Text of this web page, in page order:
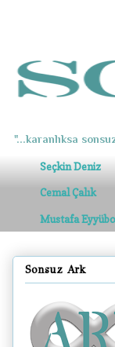
"...karanlıksa
Seçkin Deniz
Cemal Çalık
Mustafa
Sonsuz Ark